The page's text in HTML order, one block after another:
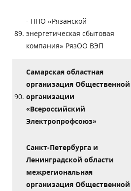
89.
- ППО «Рязанской
энергетическая сбытовая
компания» РязОО ВЭП
90.
Самарская областная
организация Общественной
организации
«Всероссийский
Электропрофсоюз»
Санкт-Петербурга и
Ленинградской области
межрегиональная
организация Общественной